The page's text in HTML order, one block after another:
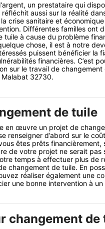
un prestataire qui
réfléchit aussi sur la réalité
la crise sanitaire et
Différentes familles ont
tuile à cause du problème
chose, il est à notre
puissent bénéficier la
financières. C’est
sur le travail de
32730.
de tuile
en œuvre un projet de
renseigner d’abord sur le
êtes prêts
de votre projet ne serait pas
temps à effectuer plus de
changement de tuile. En
réaliser également une
une bonne intervention à
changement de